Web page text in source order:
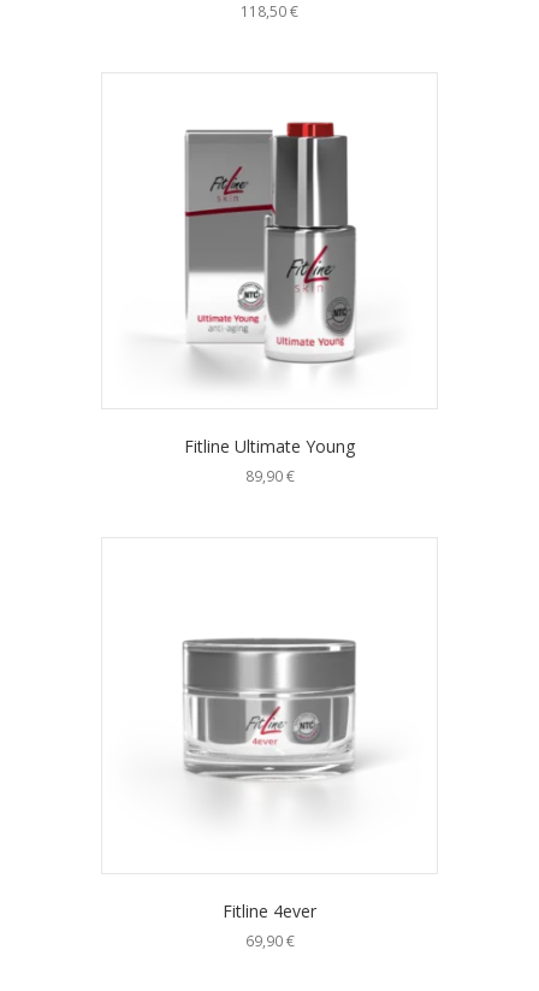
118,50€
Fitline Ultimate Young
89,90€
Fitline 4ever
69,90€